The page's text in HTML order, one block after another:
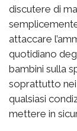
discutere di
attaccare
quotidiano
bambini sulla
soprattutto
qualsiasi
mettere in